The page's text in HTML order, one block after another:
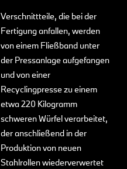
Verschnittteile, die bei der
Fertigung anfallen, werden
von einem Fließband unter
der Pressanlage aufgefangen
und von einer
Recyclingpresse zu einem
etwa 220 Kilogramm
schweren Würfel verarbeitet,
der anschließend in der
Produktion von neuen
Stahlrollen wiederverwertet